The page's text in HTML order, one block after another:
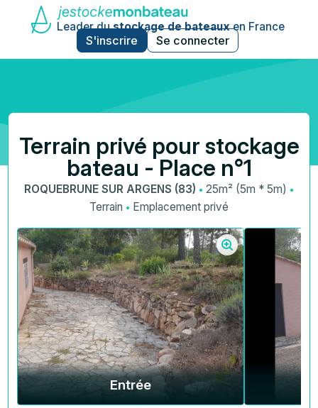
Leader dustockage de bateauxen France
S'inscrire Se connecter
Terrain privé pour stockage
bateau - Place n°1
ROQUEBRUNE SUR ARGENS (83) · 25m² (5m * 5m) ·
Terrain · Emplacement privé
Entrée